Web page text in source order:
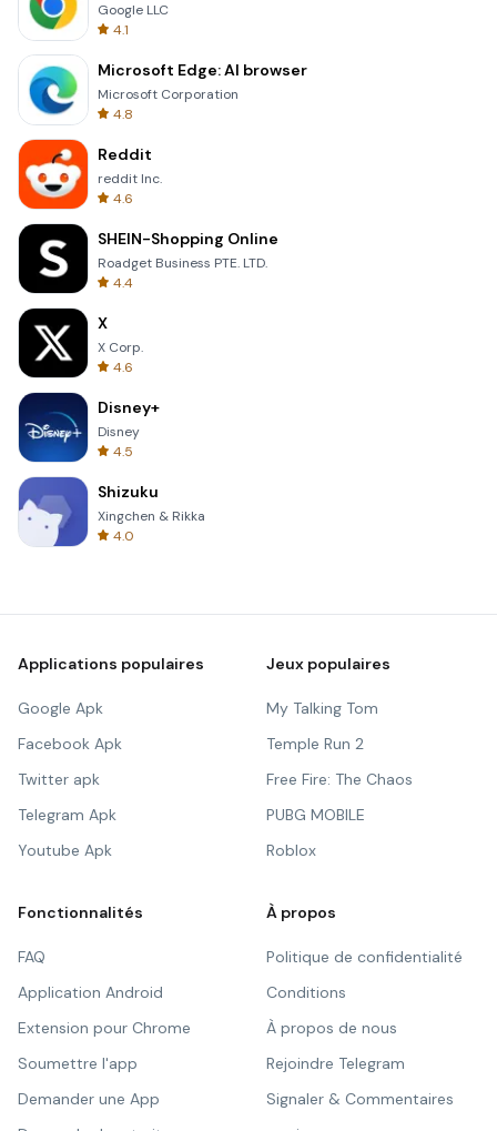
Google LLC
4.1
Microsoft Edge: AI browser
Microsoft Corporation
4.8
Reddit
reddit Inc.
4.6
SHEIN-Shopping Online
Roadget Business PTE. LTD.
4.4
X
X Corp.
4.6
Disney+
Disney
4.5
Shizuku
Xingchen & Rikka
4.0
Applications populaires
Google Apk
Facebook Apk
Twitter apk
Telegram Apk
Youtube Apk
Jeux populaires
My Talking Tom
Temple Run 2
Free Fire: The Chaos
PUBG MOBILE
Roblox
Fonctionnalités
FAQ
Application Android
Extension pour Chrome
Soumettre l'app
Demander une App
À propos
Politique de confidentialité
Conditions
À propos de nous
Rejoindre Telegram
Signaler & Commentaires